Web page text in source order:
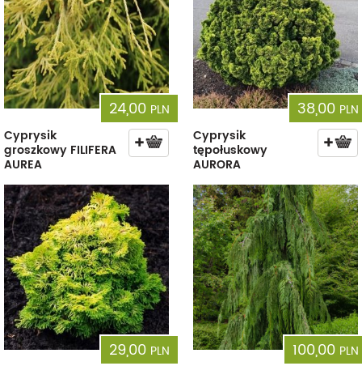
24,00 PLN
Cyprysik
groszkowy FILIFERA
AUREA
38,00 PLN
Cyprysik
tępołuskowy
AURORA
29,00 PLN
100,00 PLN